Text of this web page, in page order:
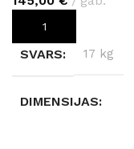
PIEVIENOT GROZAM
SVARS 17 kg
DIMENSIJAS